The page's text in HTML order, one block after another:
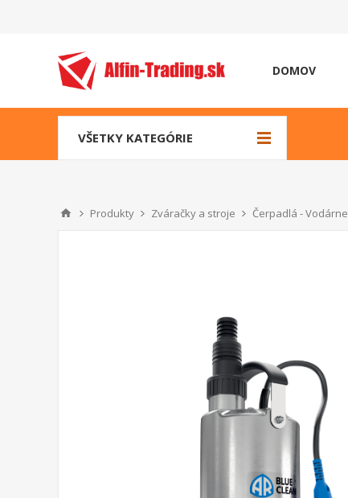
DOMOV
VŠETKY KATEGÓRIE
Produkty Zváračky a stroje Čerpadlá - Vodárne